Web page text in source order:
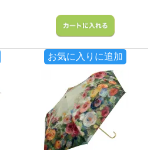
お気に入りに追加